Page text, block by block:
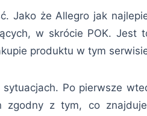
Jako że Allegro jak
w skrócie POK.
produktu w tym
Po pierwsze
zgodny z tym, co